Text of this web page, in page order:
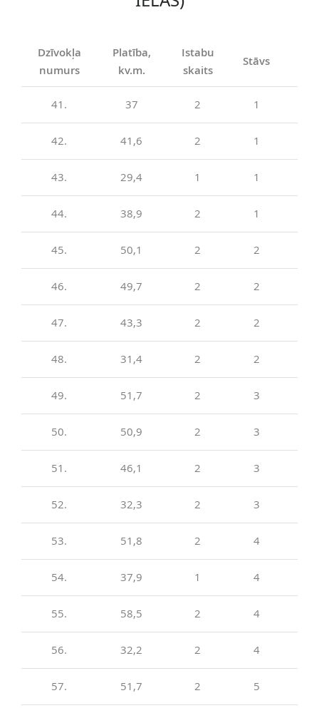
Dzīvokļa
numurs
Platība,
kv.m.
Istabu
skaits
Stāvs
41. 37 2 1
42. 41,6 2 1
43. 29,4 1 1
44. 38,9 2 1
45. 50,1 2 2
46. 49,7 2 2
47. 43,3 2 2
48. 31,4 2 2
49. 51,7 2 3
50. 50,9 2 3
51. 46,1 2 3
52. 32,3 2 3
53. 51,8 2 4
54. 37,9 1 4
55. 58,5 2 4
56. 32,2 2 4
57. 51,7 2 5